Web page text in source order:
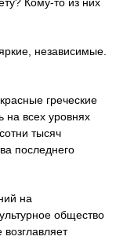
независимые.
греческие
на всех уровнях
тысяч
последнего
на
общество